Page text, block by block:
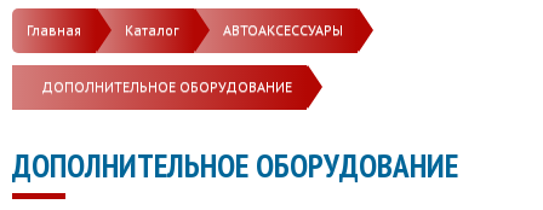
Главная Каталог АВТОАКСЕССУАРЫ
ДОПОЛНИТЕЛЬНОЕ ОБОРУДОВАНИЕ
ДОПОЛНИТЕЛЬНОЕ ОБОРУДОВАНИЕ